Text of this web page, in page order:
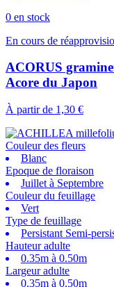
0 en stock
En cours de
ACORUS
Acore du Japon
À partir de 1,30 €
Couleur des fleurs
Blanc
Epoque de floraison
Juillet à Septembre
Couleur du feuillage
Vert
Type de feuillage
Persistant Semi-
Hauteur adulte
0.35m à 0.50m
Largeur adulte
0.35m à 0.50m